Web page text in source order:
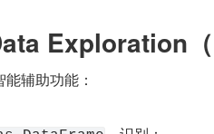
Exploration（
辅助功能：